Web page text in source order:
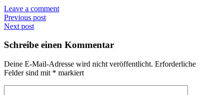
Leave a comment
Previous post
Next post
Schreibe einen Kommentar
Deine E-Mail-Adresse wird nicht veröffentlicht. Erforderliche
Felder sind mit * markiert